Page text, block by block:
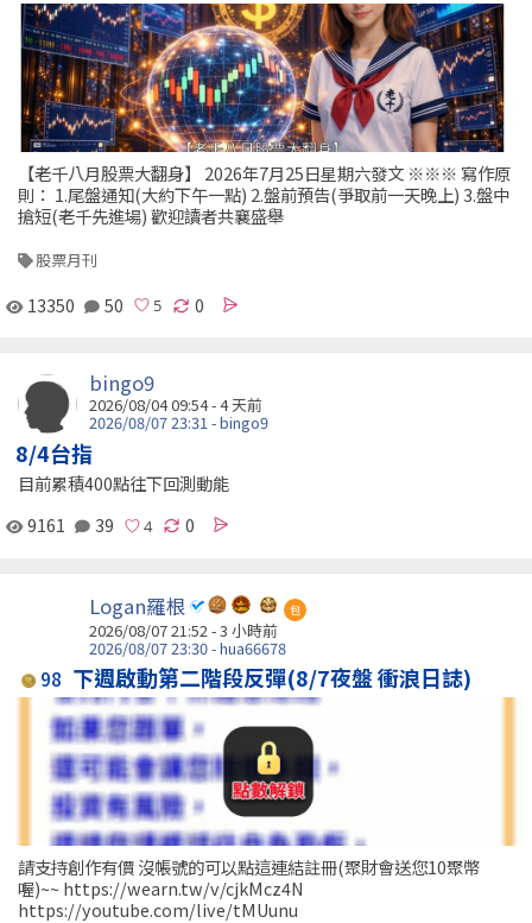
【老千八月股票大翻身】 2026年7月25日星期六發文 ※※※ 寫作原
則： 1.尾盤通知(大約下午一點) 2.盤前預告(爭取前一天晚上) 3.盤中
搶短(老千先進場) 歡迎讀者共襄盛舉
股票月刊
13350 50 0
bingo9
2026/08/04 09:54 - 4 天前
2026/08/07 23:31 - bingo9
8/4台指
目前累積400點往下回測動能
9161
39 0
Logan羅根 包
2026/08/07 21:52 -3 小時前
2026/08/07 23:30 - hua66678
98 下週啟動第二階段反彈(8/7夜盤 衝浪日誌)
請支持創作有價 沒帳號的可以點這連結註冊(聚財會送您10聚幣
喔)~~ https://wearn.tw/v/cjkMcz4N
https://youtube.com/live/tMUunu